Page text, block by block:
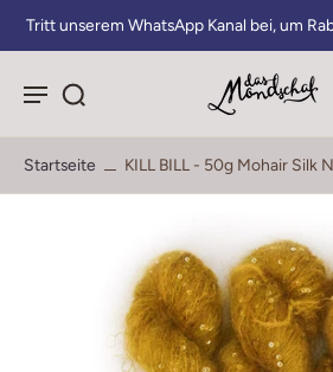
Tritt unserem WhatsApp Kanal bei, um
Startseite KILL BILL - 50g Mohair Silk